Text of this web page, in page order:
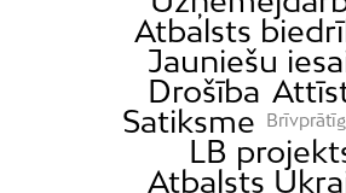
Atbalsts
Jauniešu
Drošība
Satiksme
LB
Atbalsts